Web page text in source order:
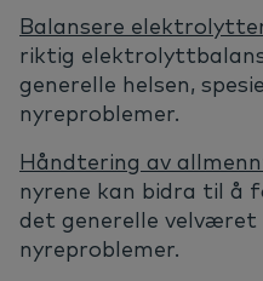
Balansere
riktig
generelle helsen,
nyreproblemer.
Håndtering av
nyrene kan bidra til å
det generelle
nyreproblemer.